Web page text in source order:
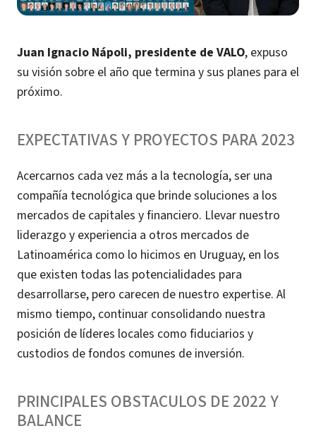
Juan Ignacio Nápoli, presidente de VALO, expuso
su visión sobre el año que termina y sus planes para el
próximo.
EXPECTATIVAS Y PROYECTOS PARA 2023
Acercarnos cada vez más a la tecnología, ser una
compañía tecnológica que brinde soluciones a los
mercados de capitales y financiero. Llevar nuestro
liderazgo y experiencia a otros mercados de
Latinoamérica como lo hicimos en Uruguay, en los
que existen todas las potencialidades para
desarrollarse, pero carecen de nuestro expertise. Al
mismo tiempo, continuar consolidando nuestra
posición de líderes locales como fiduciarios y
custodios de fondos comunes de inversión.
PRINCIPALES OBSTACULOS DE 2022 Y
BALANCE